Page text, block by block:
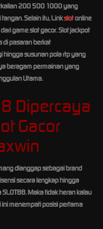
200 500 1000 yang
Selain itu, Linkslotonline
game slot gacor. Slot jackpot
di pasaran berkat
hingga susunan pola rtp yang
beragam permainan yang
Utama.
Dipercaya
Gacor
dianggap sebagai brand
secara lengkap hingga
Maka tidak heran kalau
menempati posisi pertama